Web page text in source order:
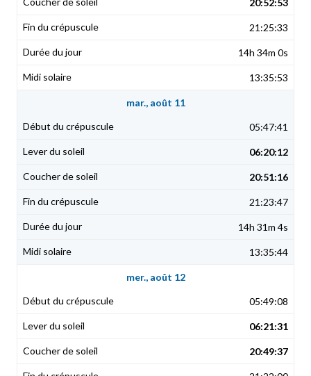
20:52:53
21:25:33
14h 34m 0s
13:35:53
mar., août 11
05:47:41
06:20:12
20:51:16
21:23:47
14h 31m 4s
13:35:44
mer., août 12
05:49:08
06:21:31
20:49:37